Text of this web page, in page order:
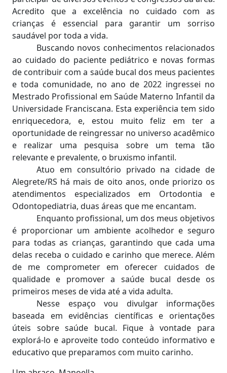
Acredito que a excelência no cuidado com as
crianças é essencial para garantir um sorriso
saudável por toda a vida.
Buscando novos conhecimentos relacionados
ao cuidado do paciente pediátrico e novas formas
de contribuir com a saúde bucal dos meus pacientes
e toda comunidade, no ano de 2022 ingressei no
Mestrado Profissional em Saúde Materno Infantil da
Universidade Franciscana. Esta experiência tem sido
enriquecedora, e, estou muito feliz em ter a
oportunidade de reingressar no universo acadêmico
e realizar uma pesquisa sobre um tema tão
relevante e prevalente, o bruxismo infantil.
Atuo em consultório privado na cidade de
Alegrete/RS há mais de oito anos, onde priorizo os
atendimentos especializados em Ortodontia e
Odontopediatria, duas áreas que me encantam.
Enquanto profissional, um dos meus objetivos
é proporcionar um ambiente acolhedor e seguro
para todas as crianças, garantindo que cada uma
delas receba o cuidado e carinho que merece. Além
de me comprometer em oferecer cuidados de
qualidade e promover a saúde bucal desde os
primeiros meses de vida até a vida adulta.
Nesse espaço vou divulgar informações
baseada em evidências científicas e orientações
úteis sobre saúde bucal. Fique à vontade para
explorá-lo e aproveite todo conteúdo informativo e
educativo que preparamos com muito carinho.